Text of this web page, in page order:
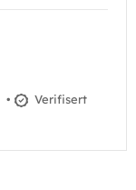
•
Verifisert